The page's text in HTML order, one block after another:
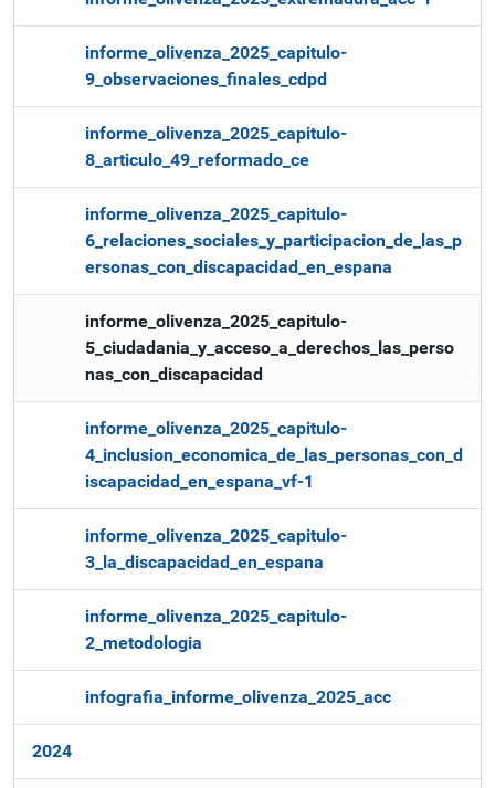
informe_olivenza_2025_capitulo-
9_observaciones_finales_cdpd
informe_olivenza_2025_capitulo-
8_articulo_49_reformado_ce
informe_olivenza_2025_capitulo-
6_relaciones_sociales_y_participacion_de_las_p
ersonas_con_discapacidad_en_espana
informe_olivenza_2025_capitulo-
5_ciudadania_y_acceso_a_derechos_las_perso
nas_con_discapacidad
informe_olivenza_2025_capitulo-
4_inclusion_economica_de_las_personas_con_d
iscapacidad_en_espana_vf-1
informe_olivenza_2025_capitulo-
3_la_discapacidad_en_espana
informe_olivenza_2025_capitulo-
2_metodologia
infografia_informe_olivenza_2025_acc
2024